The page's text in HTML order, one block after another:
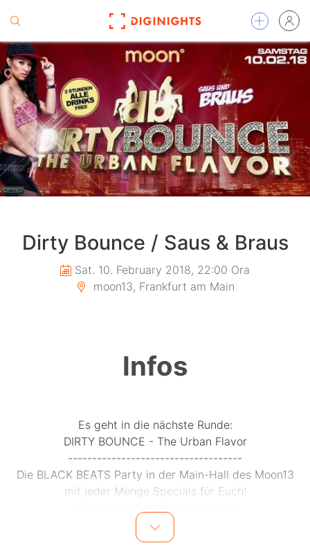
Dirty Bounce / Saus & Braus
Sat. 10. February 2018, 22:00 Ora
moon13, Frankfurt am Main
Infos
Es geht in die nächste Runde:
DIRTY BOUNCE - The Urban Flavor
------------------------------------
Die BLACK BEATS Party in der Main-Hall des Moon13
mit jeder Menge Specials für Euch!
------------------------------------
DJ CHILLY T ( HR-XXL Clubnight / Kassel )